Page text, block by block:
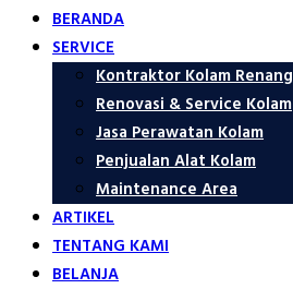
BERANDA
SERVICE
Kontraktor Kolam Renang
Renovasi & Service Kolam
Jasa Perawatan Kolam
Penjualan Alat Kolam
Maintenance Area
ARTIKEL
TENTANG KAMI
BELANJA